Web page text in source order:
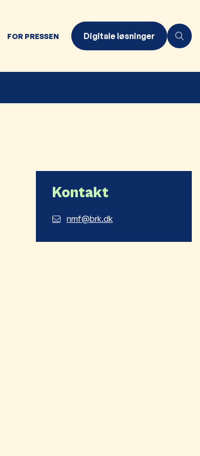
FOR PRESSEN Digitale løsninger
Kontakt
nmf@brk.dk